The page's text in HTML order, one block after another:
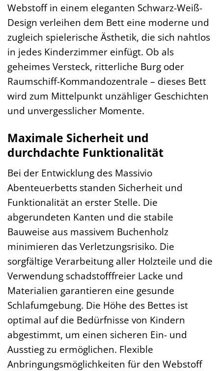
Webstoff in einem eleganten Schwarz-Weiß-
Design verleihen dem Bett eine moderne und
zugleich spielerische Ästhetik, die sich nahtlos
in jedes Kinderzimmer einfügt. Ob als
geheimes Versteck, ritterliche Burg oder
Raumschiff-Kommandozentrale – dieses Bett
wird zum Mittelpunkt unzähliger Geschichten
und unvergesslicher Momente.
Maximale Sicherheit und
durchdachte Funktionalität
Bei der Entwicklung des Massivio
Abenteuerbetts standen Sicherheit und
Funktionalität an erster Stelle. Die
abgerundeten Kanten und die stabile
Bauweise aus massivem Buchenholz
minimieren das Verletzungsrisiko. Die
sorgfältige Verarbeitung aller Holzteile und die
Verwendung schadstofffreier Lacke und
Materialien garantieren eine gesunde
Schlafumgebung. Die Höhe des Bettes ist
optimal auf die Bedürfnisse von Kindern
abgestimmt, um einen sicheren Ein- und
Ausstieg zu ermöglichen. Flexible
Anbringungsmöglichkeiten für den Webstoff